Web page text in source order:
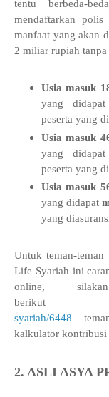
tentu berbeda-
mendaftarkan
manfaat yang akan
2 miliar rupiah tanpa
Usia masuk
yang didapat
peserta yang
Usia masuk
yang didapat
peserta yang
Usia masuk
yang didapat
yang
Untukteman-
Life Syariah ini
online,
berikut https://
syariah/6448
kalkulator kontribusi
2. ASLI ASYA